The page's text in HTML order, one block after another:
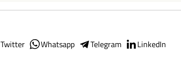
Twitter Whatsapp Telegram LinkedIn